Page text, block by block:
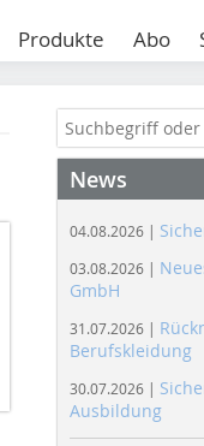
Produkte Abo
News
04.08.2026 |
03.08.2026 |
GmbH
31.07.2026 |
Berufskleidung
30.07.2026 |
Ausbildung